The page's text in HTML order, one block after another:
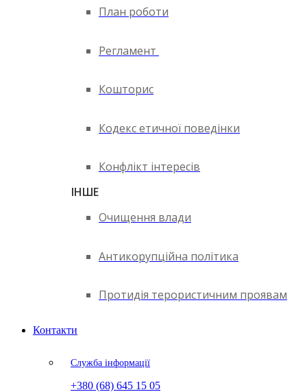
План роботи
Регламент
Кошторис
Кодекс етичної поведінки
Конфлікт інтересів
ІНШЕ
Очищення влади
Антикорупційна політика
Протидія терористичним проявам
Контакти
Служба інформації
+380 (68) 645 15 05